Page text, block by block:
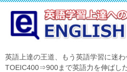
英語上達の王道、もう英語学習に迷
TOEIC400⇒900まで英語力を伸ばし